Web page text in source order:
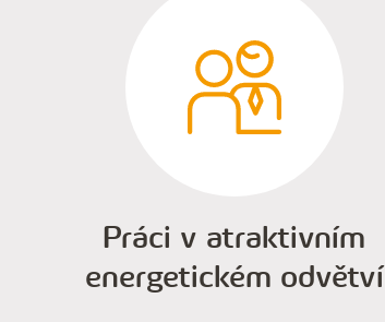
Práci v atraktivním
energetickém odvětví